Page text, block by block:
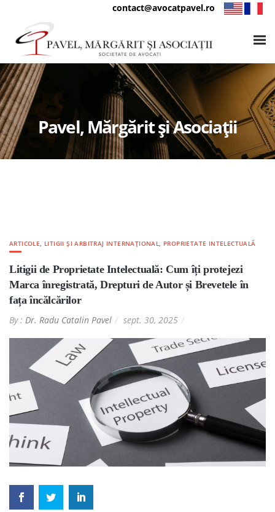
contact@avocatpavel.ro
Pavel, Mărgărit și Asociații
ARTICOLE, LITIGII ȘI ARBITRAJ INTERNAȚIONAL, PROPRIETATE INTELECTUALĂ
Litigii de Proprietate Intelectuală: Cum îți protejezi
Marca înregistrată, Drepturi de Autor și Brevetele în
fața încălcărilor
By : Dr. Radu Catalin Pavel sept. 30, 2025